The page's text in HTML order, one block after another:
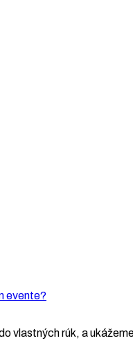
evente?
vlastných rúk, a